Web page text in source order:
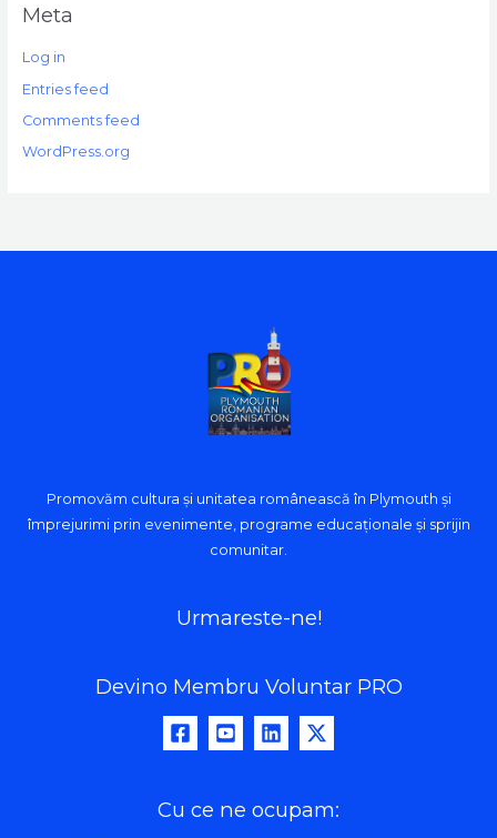
Meta
Log in
Entries feed
Comments feed
WordPress.org
Promovăm cultura și unitatea românească în Plymouth și
împrejurimi prin evenimente, programe educaționale și sprijin
comunitar.
Urmareste-ne!
Devino Membru Voluntar PRO
Cu ce ne ocupam: